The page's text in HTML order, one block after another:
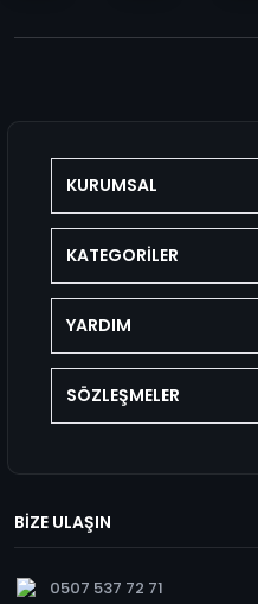
KURUMSAL
KATEGORİLER
YARDIM
SÖZLEŞMELER
BİZE ULAŞIN
0507 537 72 71